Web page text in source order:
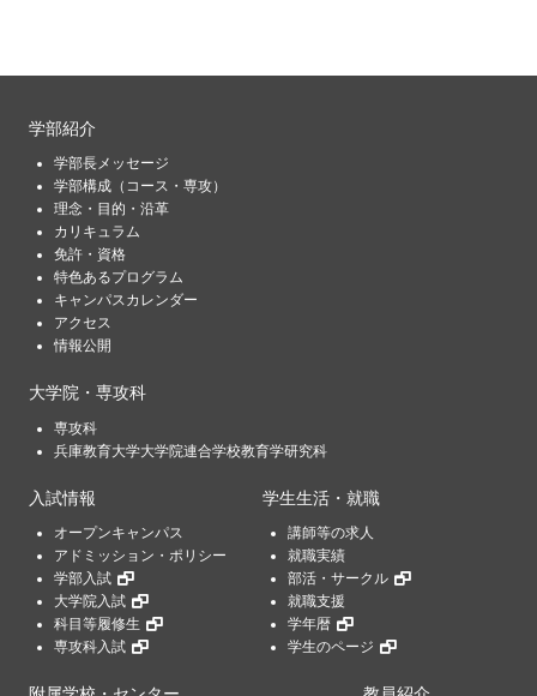
学部紹介
学部長メッセージ
学部構成（コース・専攻）
理念・目的・沿革
カリキュラム
免許・資格
特色あるプログラム
キャンパスカレンダー
アクセス
情報公開
大学院・専攻科
専攻科
兵庫教育大学大学院連合学校教育学研究科
入試情報
オープンキャンパス
アドミッション・ポリシー
学部入試
大学院入試
科目等履修生
専攻科入試
学生生活・就職
講師等の求人
就職実績
部活・サークル
就職支援
学年暦
学生のページ